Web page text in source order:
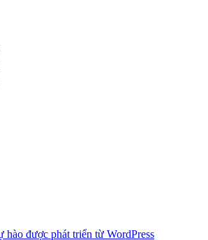
hào được phát triển từ WordPress